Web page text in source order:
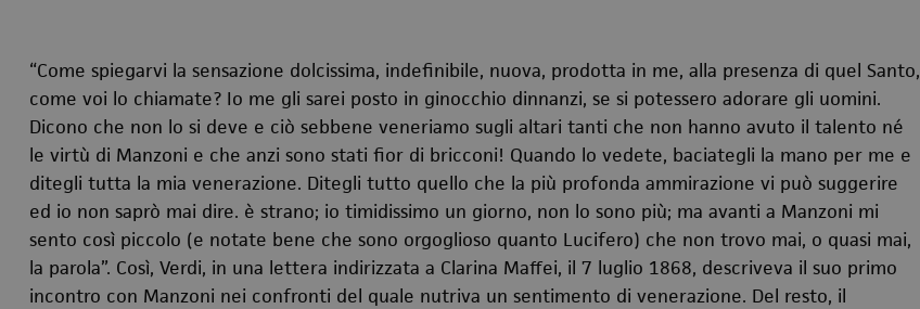
“Come spiegarvi la sensazione dolcissima, indefinibile, nuova, prodotta in me, alla presenza di quel Santo,
come voi lo chiamate? Io me gli sarei posto in ginocchio dinnanzi, se si potessero adorare gli uomini.
Dicono che non lo si deve e ciò sebbene veneriamo sugli altari tanti che non hanno avuto il talento né
le virtù di Manzoni e che anzi sono stati fior di bricconi! Quando lo vedete, baciategli la mano per me e
ditegli tutta la mia venerazione. Ditegli tutto quello che la più profonda ammirazione vi può suggerire
ed io non saprò mai dire. è strano; io timidissimo un giorno, non lo sono più; ma avanti a Manzoni mi
sento così piccolo (e notate bene che sono orgoglioso quanto Lucifero) che non trovo mai, o quasi mai,
la parola”. Così, Verdi, in una lettera indirizzata a Clarina Maffei, il 7 luglio 1868, descriveva il suo primo
incontro con Manzoni nei confronti del quale nutriva un sentimento di venerazione. Del resto, il